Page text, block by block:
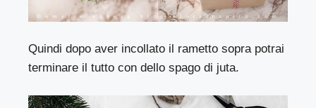
Quindi dopo aver incollato il rametto sopra potrai
terminare il tutto con dello spago di juta.